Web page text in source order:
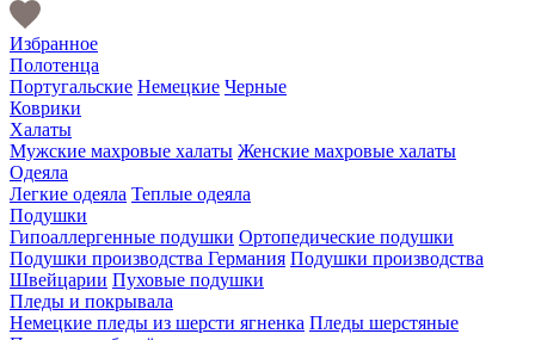
Избранное
Полотенца
Португальские Немецкие Черные
Коврики
Халаты
Мужские махровые халаты Женские махровые халаты
Одеяла
Легкие одеяла Теплые одеяла
Подушки
Гипоаллергенные подушки Ортопедические подушки
Подушки производства Германия Подушки производства
Швейцарии Пуховые подушки
Пледы и покрывала
Немецкие пледы из шерсти ягненка Пледы шерстяные